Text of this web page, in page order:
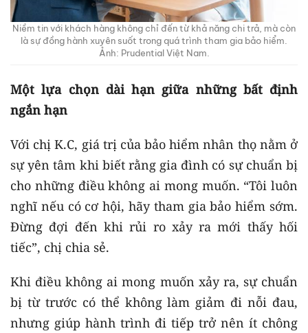
Niềm tin với khách hàng không chỉ đến từ khả năng chi trả, mà còn
là sự đồng hành xuyên suốt trong quá trình tham gia bảo hiểm.
Ảnh: Prudential Việt Nam.
Một lựa chọn dài hạn giữa những bất định
ngắn hạn
Với chị K.C, giá trị của bảo hiểm nhân thọ nằm ở
sự yên tâm khi biết rằng gia đình có sự chuẩn bị
cho những điều không ai mong muốn. “Tôi luôn
nghĩ nếu có cơ hội, hãy tham gia bảo hiểm sớm.
Đừng đợi đến khi rủi ro xảy ra mới thấy hối
tiếc”, chị chia sẻ.
Khi điều không ai mong muốn xảy ra, sự chuẩn
bị từ trước có thể không làm giảm đi nỗi đau,
nhưng giúp hành trình đi tiếp trở nên ít chông